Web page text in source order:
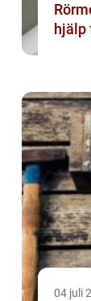
hjälp
04 juli